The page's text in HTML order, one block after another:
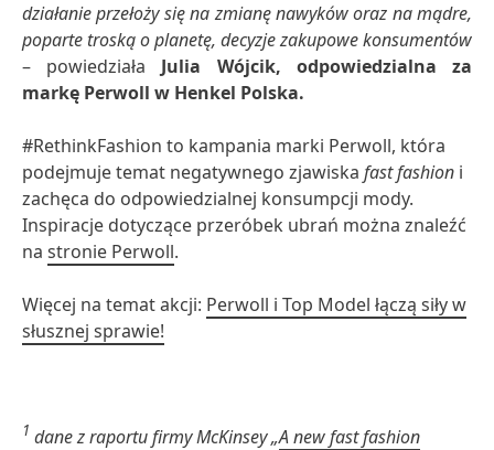
działanie przełoży się na zmianę nawyków oraz na mądre,
poparte troską o planetę, decyzje zakupowe konsumentów
– powiedziała Julia Wójcik, odpowiedzialna za
markę Perwoll w Henkel Polska.
#RethinkFashion to kampania marki Perwoll, która
podejmuje temat negatywnego zjawiska fast fashion i
zachęca do odpowiedzialnej konsumpcji mody.
Inspiracje dotyczące przeróbek ubrań można znaleźć
na stronie Perwoll.
Więcej na temat akcji: Perwoll i Top Model łączą siły w
słusznej sprawie!
1 dane z raportu firmy McKinsey „A new fast fashion